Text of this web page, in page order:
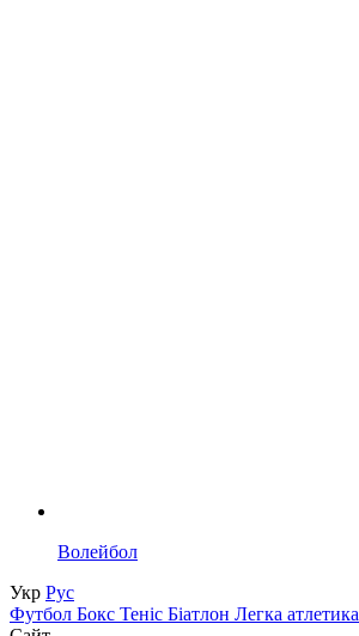
Волейбол
Укр Рус
Футбол Бокс Теніс Біатлон Легка атлетика